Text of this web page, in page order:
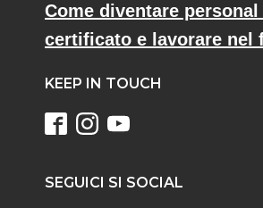
Come diventare
certificato e lavorare nel
KEEP IN TOUCH
SEGUICI SI SOCIAL